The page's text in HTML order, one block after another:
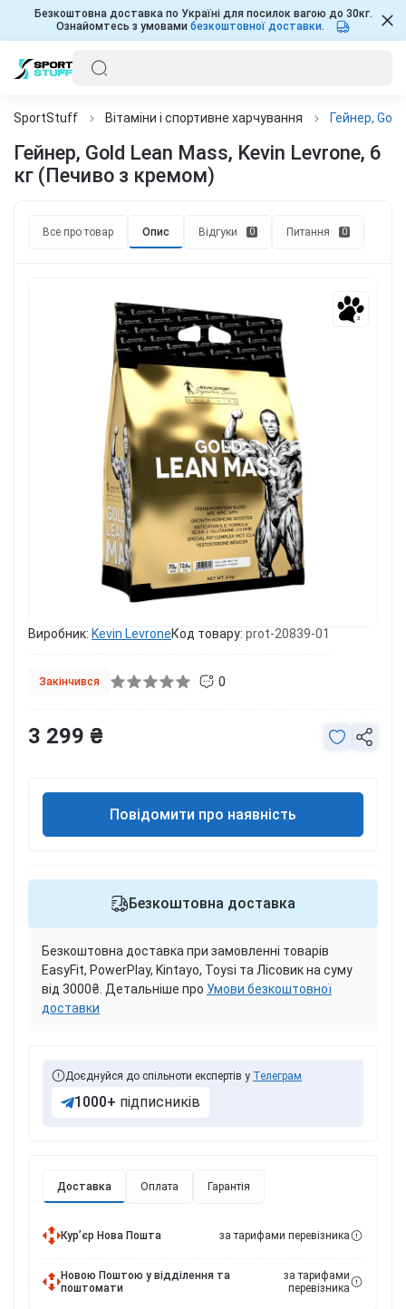
Безкоштовна доставка по Україні для посилок вагою до 30кг.
Ознайомтесь з умовами безкоштовної доставки.
SportStuff Вітаміни і спортивне харчування Гейнер,
Гейнер, Gold Lean Mass, Kevin Levrone, 6
кг (Печиво з кремом)
Все про товар Опис Відгуки 0 Питання 0
3
Виробник: Kevin LevroneКод товару: prot-20839-01
Закінчився 0
Доставка Оплата Гарантія
Курʼєр Нова Пошта за тарифами перевізника
Новою Поштою у відділення та
поштомати
за тарифами
перевізника
3 299 ₴
Повідомити про наявність
Безкоштовна доставка
Безкоштовна доставка при замовленні товарів
EasyFit, PowerPlay, Kintayo, Toysi та Лісовик на суму
від 3000₴. Детальніше про Умови безкоштовної
доставки
Доєднуйся до спільноти експертів у Телеграм
1000+ підписників